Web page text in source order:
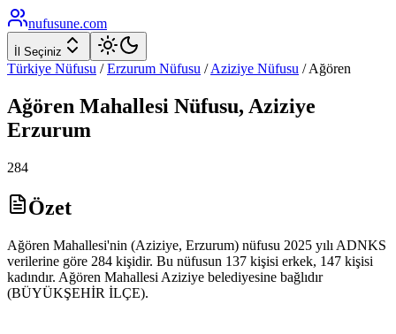
nufusune.com
İl Seçiniz
Türkiye Nüfusu / Erzurum Nüfusu / Aziziye Nüfusu /Ağören
Ağören Mahallesi Nüfusu, Aziziye
Erzurum
284
Özet
Ağören Mahallesi'nin (Aziziye, Erzurum) nüfusu 2025 yılı ADNKS
verilerine göre 284 kişidir. Bu nüfusun 137 kişisi erkek, 147 kişisi
kadındır. Ağören Mahallesi Aziziye belediyesine bağlıdır
(BÜYÜKŞEHİR İLÇE).